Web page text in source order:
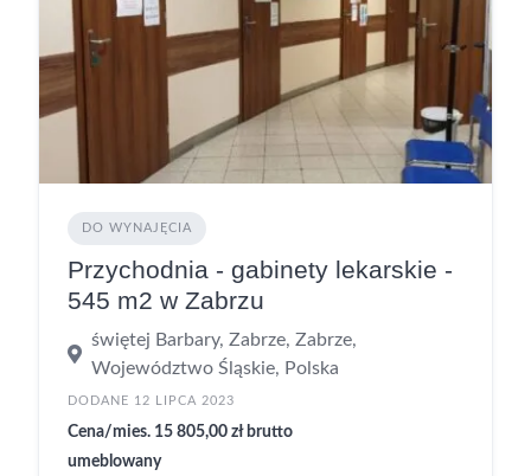
DO WYNAJĘCIA
Przychodnia - gabinety lekarskie -
545 m2 w Zabrzu
świętej Barbary, Zabrze, Zabrze,
Województwo Śląskie, Polska
DODANE 12 LIPCA 2023
Cena/mies. 15 805,00 zł brutto
umeblowany